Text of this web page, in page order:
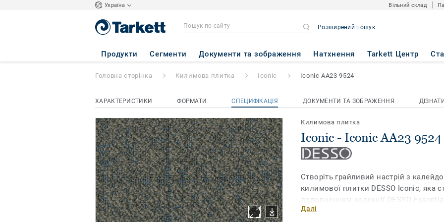
Україна Вільний склад
Розширений пошук
Продукти Сегменти Документи та зображення Натхнення Tarkett Центр
Iconic - Iconic AA23 9524
Головна сторінка Килимова плитка Iconic Iconic AA23 9524
ХАРАКТЕРИСТИКИ ФОРМАТИ СПЕЦИФІКАЦІЯ ДОКУМЕНТИ ТА ЗОБРАЖЕННЯ
Килимова плитка
Iconic - Iconic AA23 9524
Створіть грайливий настрій з
килимової плитки DESSO Iconic, яка
доповненням колекції DESSO
тафтингова технологія виробництва
Далі